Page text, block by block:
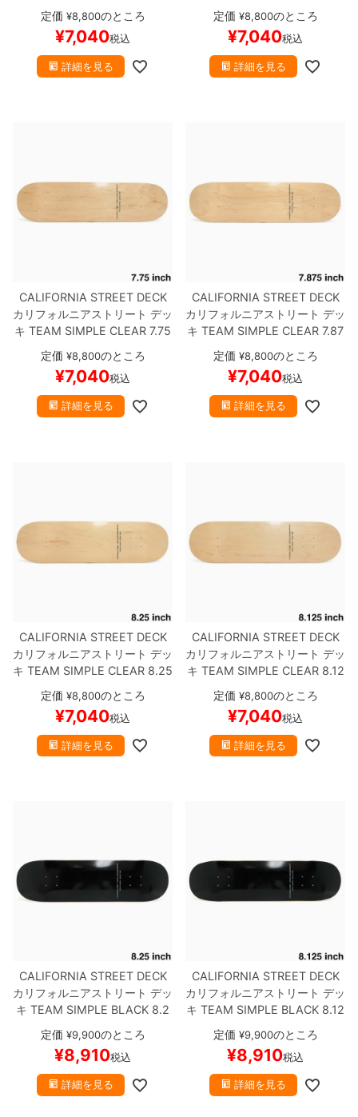
ブランク（DSM）
ード スケボー
定価 ¥8,800のところ
¥7,040税込
詳細を見る
ブランク（DSM）
ード スケボー
定価 ¥8,800のところ
¥7,040税込
詳細を見る
CALIFORNIA STREET DECK
カリフォルニアストリート デッ
キ TEAM SIMPLE CLEAR 7.75
ブランク（DSM）
ード スケボー
定価 ¥8,800のところ
¥7,040税込
詳細を見る
CALIFORNIA STREET DECK
カリフォルニアストリート デッ
キ TEAM SIMPLE CLEAR 7.87
ブランク（DSM）
ボード スケボー
定価 ¥8,800のところ
¥7,040税込
詳細を見る
CALIFORNIA STREET DECK
カリフォルニアストリート デッ
キ TEAM SIMPLE CLEAR 8.25
ブランク（DSM）
ード スケボー
定価 ¥8,800のところ
¥7,040税込
詳細を見る
CALIFORNIA STREET DECK
カリフォルニアストリート デッ
キ TEAM SIMPLE CLEAR 8.12
ブランク（DSM）
ボード スケボー
定価 ¥8,800のところ
¥7,040税込
詳細を見る
CALIFORNIA STREET DECK
カリフォルニアストリート デッ
キ TEAM SIMPLE BLACK 8.2
ブランク（BBS / GENERAT
OR）スケートボード スケボー
定価 ¥9,900のところ
¥8,910税込
詳細を見る
CALIFORNIA STREET DECK
カリフォルニアストリート デッ
キ TEAM SIMPLE BLACK 8.12
ブランク（BBS / GENERAT
OR）スケートボード スケボー
定価 ¥9,900のところ
¥8,910税込
詳細を見る
シェイプデッキ
高性能デッキ